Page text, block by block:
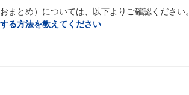
まとめ）については、以下よりご確認ください。
る方法を教えてください